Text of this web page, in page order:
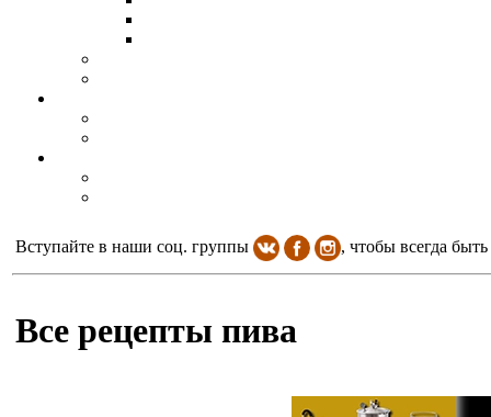
Вступайте в наши соц. группы , чтобы всегда
Все рецепты пива